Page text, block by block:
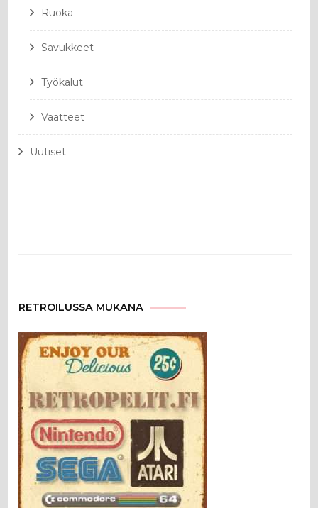
Ruoka
Savukkeet
Työkalut
Vaatteet
Uutiset
RETROILUSSA MUKANA